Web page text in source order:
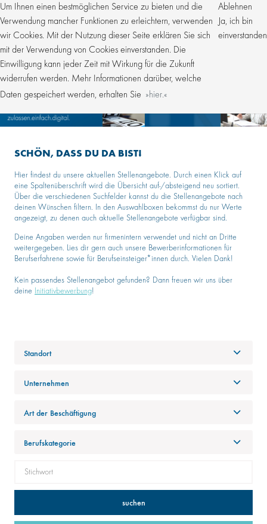
Um Ihnen einen bestmöglichen Service zu bieten und die
Verwendung mancher Funktionen zu erleichtern, verwenden
wir Cookies. Mit der Nutzung dieser Seite erklären Sie sich
mit der Verwendung von Cookies einverstanden. Die
Einwilligung kann jeder Zeit mit Wirkung für die Zukunft
widerrufen werden. Mehr Informationen darüber, welche
Daten gespeichert werden, erhalten Sie
hier.
Ablehnen
Ja, ich bin
einverstanden
SCHÖN, DASS DU DA BIST!
Hier findest du unsere aktuellen Stellenangebote. Durch einen Klick auf
eine Spaltenüberschrift wird die Übersicht auf-/absteigend neu sortiert.
Über die verschiedenen Suchfelder kannst du die Stellenangebote nach
deinen Wünschen filtern. In den Auswahlboxen bekommst du nur Werte
angezeigt, zu denen auch aktuelle Stellenangebote verfügbar sind.
Deine Angaben werden nur firmenintern verwendet und nicht an Dritte
weitergegeben. Lies dir gern auch unsere Bewerberinformationen für
Berufserfahrene sowie für Berufseinsteiger*innen durch. Vielen Dank!
Kein passendes Stellenangebot gefunden? Dann freuen wir uns über
deine
Initiativbewerbung!
Standort
Unternehmen
Art der Beschäftigung
Berufskategorie
suchen